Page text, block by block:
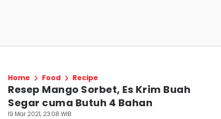
Home Food Recipe
Resep Mango Sorbet, Es Krim Buah
Segar cuma Butuh 4 Bahan
19 Mar 2021, 23:08 WIB